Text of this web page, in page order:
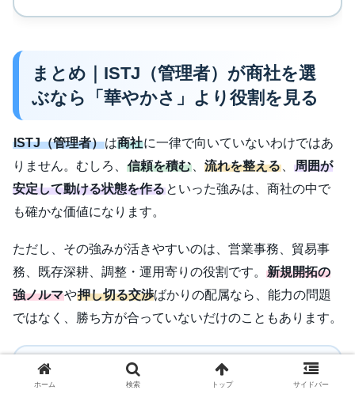
まとめ｜ISTJ（管理者）が商社を選
ぶなら「華やかさ」より役割を見る
ISTJ（管理者）は商社に一律で向いていないわけではあ
りません。むしろ、 信頼を積む、 流れを整える 、周囲が
安定して動ける状態を作るといった強みは、商社の中で
も確かな価値になります。
ただし、その強みが活きやすいのは、営業事務、貿易事
務、既存深耕、調整・運用寄りの役割です。 新規開拓の
強ノルマや押し切る交渉ばかりの配属なら、能力の問題
ではなく、勝ち方が合っていないだけのこともあります。
ISTJが商社を見るときの結論 はシンプルです。
商社
ホーム 検索 トップ サイドバー